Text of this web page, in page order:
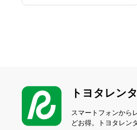
トヨタレン
スマートフォンから
どお得。トヨタレン